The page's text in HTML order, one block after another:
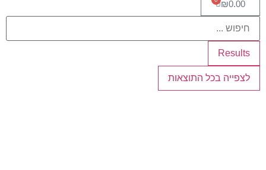
₪0.00
Results
לצפייה בכל התוצאות